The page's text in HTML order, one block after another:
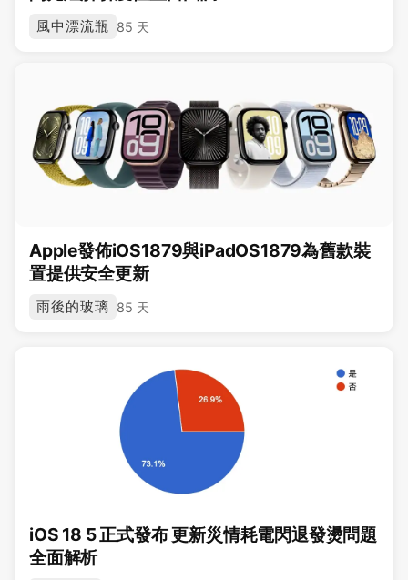
風中漂流瓶 85 天
Apple發佈iOS1879與iPadOS1879為舊款裝
置提供安全更新
雨後的玻璃 85 天
iOS 18 5 正式發布 更新災情耗電閃退發燙問題
全面解析